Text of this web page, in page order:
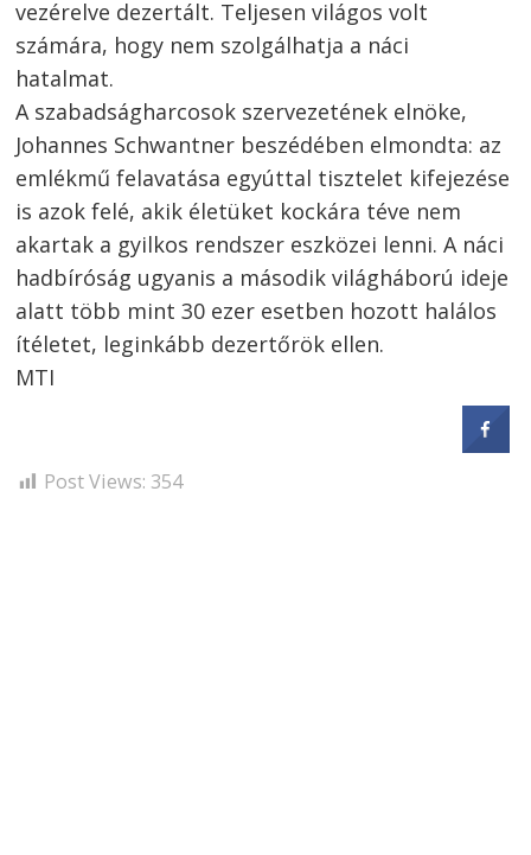
vezérelve dezertált. Teljesen világos volt
számára, hogy nem szolgálhatja a náci
hatalmat.
A szabadságharcosok szervezetének elnöke,
Johannes Schwantner beszédében elmondta: az
emlékmű felavatása egyúttal tisztelet kifejezése
is azok felé, akik életüket kockára téve nem
akartak a gyilkos rendszer eszközei lenni. A náci
hadbíróság ugyanis a második világháború ideje
alatt több mint 30 ezer esetben hozott halálos
ítéletet, leginkább dezertőrök ellen.
MTI
Post Views: 354
Bejegyzés
navigáció